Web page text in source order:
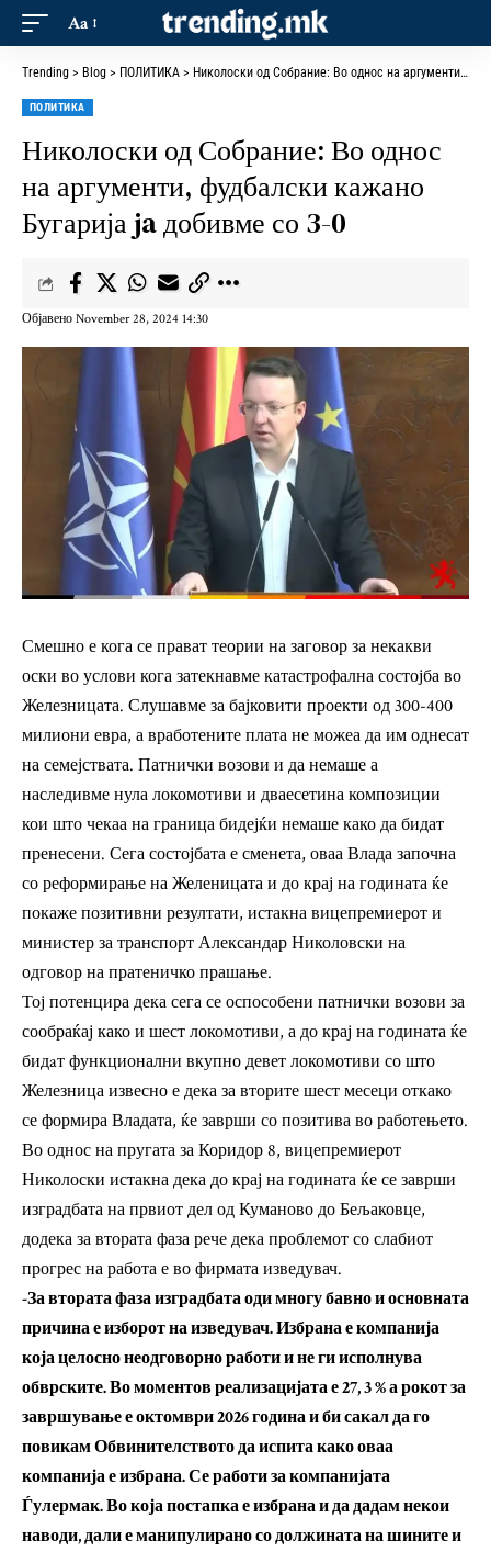
Aa
Trending > Blog > ПОЛИТИКА > Николоски од Собрание: Во однос на аргументи, фудбалски кажано Бугарија ja добивме со 3-0
ПОЛИТИКА
Николоски од Собрание: Во однос
на аргументи, фудбалски кажано
Бугарија ja добивме со 3-0
Објавено November 28, 2024 14:30
Смешно е кога се прават теории на заговор за некакви
оски во услови кога затекнавме катастрофална состојба во
Железницата. Слушавме за бајковити проекти од 300-400
милиони евра, а вработените плата не можеа да им однесат
на семејствата. Патнички возови и да немаше а
наследивме нула локомотиви и дваесетина композиции
кои што чекаа на граница бидејќи немаше како да бидат
пренесени. Сега состојбата е сменета, оваа Влада започна
со реформирање на Желеницата и до крај на годината ќе
покаже позитивни резултати, истакна вицепремиерот и
министер за транспорт Александар Николовски на
одговор на пратеничко прашање.
Тој потенцира дека сега се оспособени патнички возови за
сообраќај како и шест локомотиви, а до крај на годината ќе
бидaт функционални вкупно девет локомотиви со што
Железница извесно е дека за вторите шест месеци откако
се формира Владата, ќе заврши со позитива во работењето.
Во однос на пругата за Коридор 8, вицепремиерот
Николоски истакна дека до крај на годината ќе се заврши
изградбата на првиот дел од Куманово до Бељаковце,
додека за втората фаза рече дека проблемот со слабиот
прогрес на работа е во фирмата изведувач.
-За втората фаза изградбата оди многу бавно и основната
причина е изборот на изведувач. Избрана е компанија
која целосно неодговорно работи и не ги исполнува
обврските. Во моментов реализацијата е 27, 3 % а рокот за
завршување е октомври 2026 година и би сакал да го
повикам Обвинителството да испита како оваа
компанија е избрана. Се работи за компанијата
Ѓулермак. Во која постапка е избрана и да дадам некои
наводи, дали е манипулирано со должината на шините и